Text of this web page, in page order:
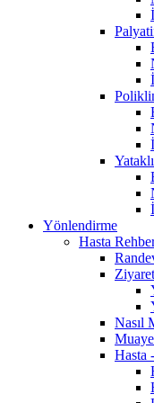
Yönlendirme
Hasta
Nasıl
Hasta